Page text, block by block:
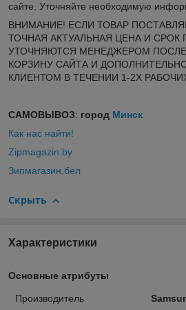
сайте. Уточняйте необходимую
ВНИМАНИЕ! ЕСЛИ ТОВАР
ТОЧНАЯ АКТУАЛЬНАЯ ЦЕНА И СРОК
УТОЧНЯЮТСЯ МЕНЕДЖЕРОМ ПОСЛЕ
КОРЗИНУ САЙТА И
КЛИЕНТОМ В ТЕЧЕНИИ 1-2Х
САМОВЫВОЗ: город Минск
Как нас найти!
Zipmagazin.by
Зипмагазин.бел
Скрыть
Характеристики
Основные атрибуты
Производитель